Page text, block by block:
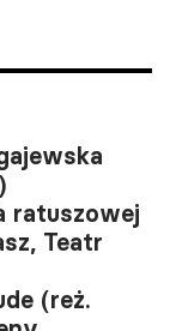
ratuszowej
Teatr
(reż.